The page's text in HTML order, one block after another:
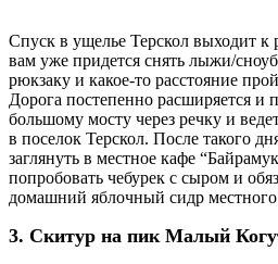
Спуск в ущелье Терскол выходит к
вам уже придется снять лыжи/
рюкзаку и какое-то расстояние
Дорога постепенно расширяется и
большому мосту через речку и
в поселок Терскол. После такого
заглянуть в местное кафе
попробовать чебурек с сыром и
домашний яблочный сидр местного
3. Скитур на пик Малый